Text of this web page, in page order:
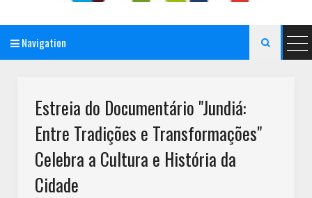
Navigation 
Estreia do Documentário "Jundiá:
Entre Tradições e Transformações"
Celebra a Cultura e História da
Cidade